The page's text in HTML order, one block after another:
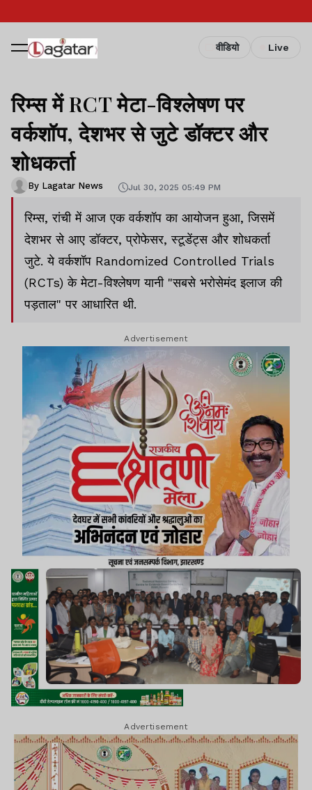
वीडियो Live
रिम्स में RCT मेटा-विश्लेषण पर
वर्कशॉप, देशभर से जुटे डॉक्टर और
शोधकर्ता
By Lagatar News Jul 30, 2025 05:49 PM
रिम्स, रांची में आज एक वर्कशॉप का आयोजन हुआ, जिसमें
देशभर से आए डॉक्टर, प्रोफेसर, स्टूडेंट्स और शोधकर्ता
जुटे. ये वर्कशॉप Randomized Controlled Trials
(RCTs) के मेटा-विश्लेषण यानी "सबसे भरोसेमंद इलाज की
पड़ताल" पर आधारित थी.
Advertisement
Advertisement